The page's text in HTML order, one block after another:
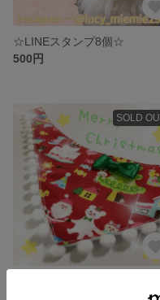
☆LINEスタンプ8個☆
500円
SOLD